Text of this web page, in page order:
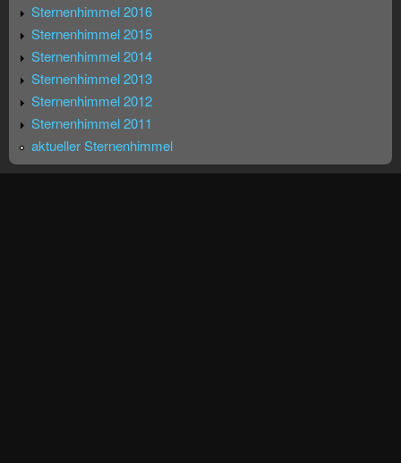
Sternenhimmel 2016
Sternenhimmel 2015
Sternenhimmel 2014
Sternenhimmel 2013
Sternenhimmel 2012
Sternenhimmel 2011
aktueller Sternenhimmel